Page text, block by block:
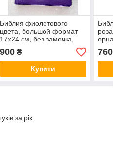
Библия фиолетового
цвета, большой формат
17х24 см, без замочка,
без индексов
900₴
Купити
760
за рік